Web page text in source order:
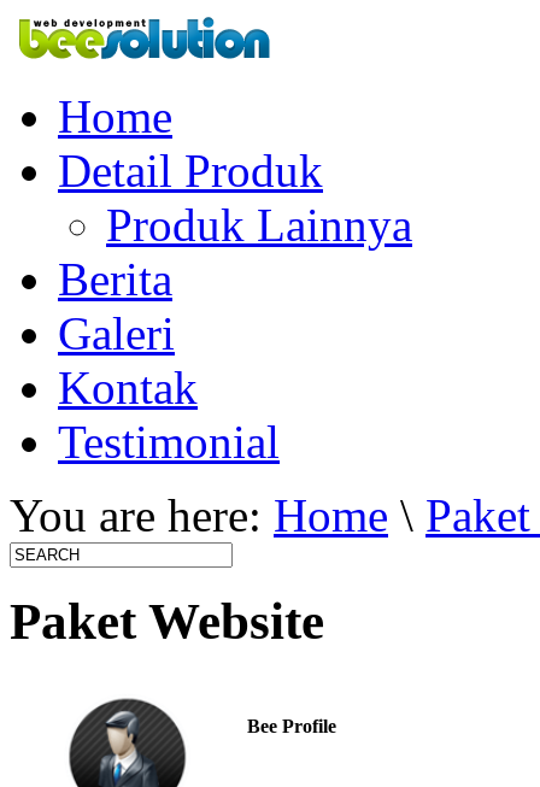
Home
Detail Produk
Produk Lainnya
Berita
Galeri
Kontak
Testimonial
You are here: Home \
Paket Website
Bee Profile